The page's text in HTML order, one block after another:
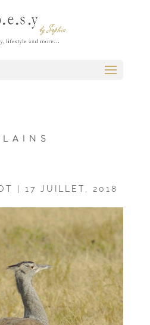
17 JUILLET, 2018